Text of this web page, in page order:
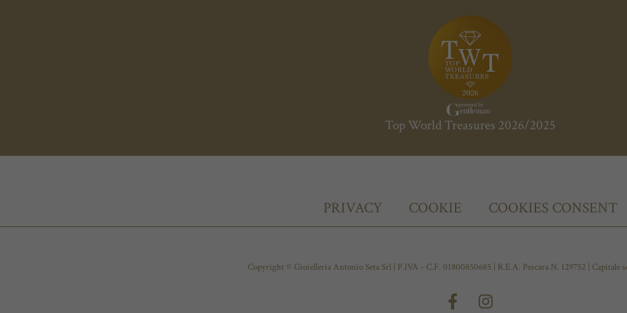
Top World Treasures 2026/2025
PRIVACY COOKIE COOKIES CONSENT
Copyright © Gioielleria Antonio Seta Srl | P.IVA - C.F. 01800850685 | R.E.A. Pescara N. 129752 | Capitale